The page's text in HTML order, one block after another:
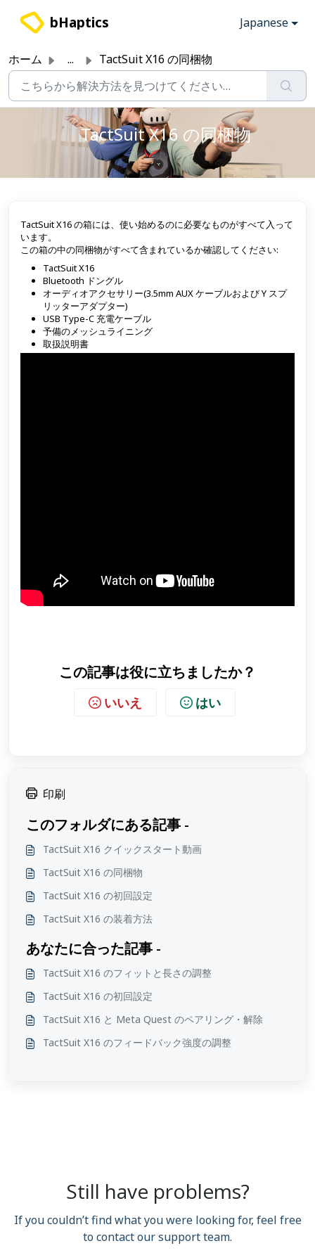
bHaptics Japanese
ホーム ... TactSuit X16 の同梱物
TactSuit X16 の同梱物
TactSuit X16 の箱には、使い始めるのに必要なものがすべて入って
います。
この箱の中の同梱物がすべて含まれているか確認してください:
TactSuit X16
Bluetooth ドングル
オーディオアクセサリー(3.5mm AUX ケーブルおよび Y スプ
リッターアダプター)
USB Type-C 充電ケーブル
予備のメッシュライニング
取扱説明書
この記事は役に立ちましたか？
いいえ はい
印刷
このフォルダにある記事 -
TactSuit X16 クイックスタート動画
TactSuit X16 の同梱物
TactSuit X16 の初回設定
TactSuit X16 の装着方法
あなたに合った記事 -
TactSuit X16 のフィットと長さの調整
TactSuit X16 の初回設定
TactSuit X16 と Meta Quest のペアリング・解除
TactSuit X16 のフィードバック強度の調整
Still have problems?
If you couldn’t find what you were looking for, feel free
to contact our support team.